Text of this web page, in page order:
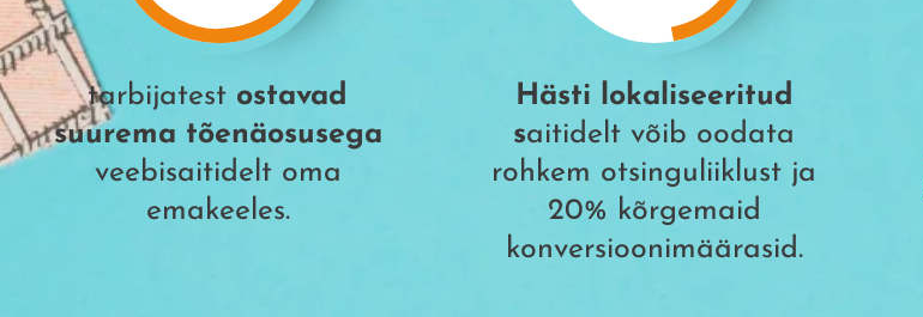
tarbijatest ostavad
suurema tõenäosusega
veebisaitidelt oma
emakeeles.
Hästi lokaliseeritud
saitidelt võib oodata
rohkem otsinguliiklust ja
20% kõrgemaid
konversioonimäärasid.